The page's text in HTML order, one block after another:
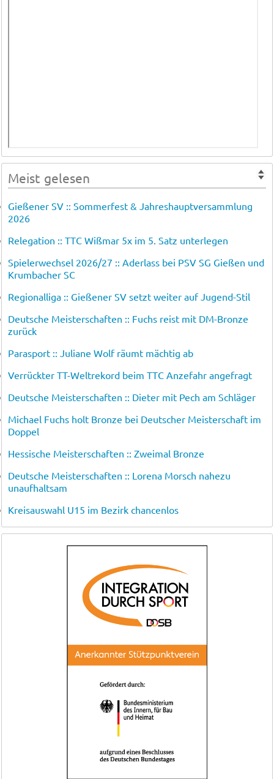
Meist gelesen
Gießener SV :: Sommerfest & Jahreshauptversammlung
2026
Relegation :: TTC Wißmar 5x im 5. Satz unterlegen
Spielerwechsel 2026/27 :: Aderlass bei PSV SG Gießen und
Krumbacher SC
Regionalliga :: Gießener SV setzt weiter auf Jugend-Stil
Deutsche Meisterschaften :: Fuchs reist mit DM-Bronze
zurück
Parasport :: Juliane Wolf räumt mächtig ab
Verrückter TT-Weltrekord beim TTC Anzefahr angefragt
Deutsche Meisterschaften :: Dieter mit Pech am Schläger
Michael Fuchs holt Bronze bei Deutscher Meisterschaft im
Doppel
Hessische Meisterschaften :: Zweimal Bronze
Deutsche Meisterschaften :: Lorena Morsch nahezu
unaufhaltsam
Kreisauswahl U15 im Bezirk chancenlos